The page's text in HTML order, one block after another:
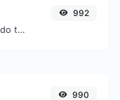
Minifique seu CSS removendo todos os caracteres desnecessários.
992
990